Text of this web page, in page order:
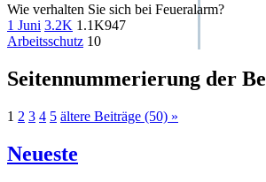
Wie verhalten Sie sich bei Feueralarm?
1 Juni 3.2K 1.1K947
Arbeitsschutz 10
Seitennummerierung der
1 2 3 4 5 ältere Beiträge (50) »
Neueste